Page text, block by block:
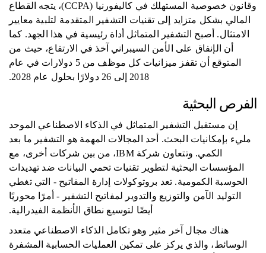
وقانون خصوصية المستهلك في كاليفورنيا (CCPA)، يتجه القطاع
المالي بشكل متزايد إلى تقنيات التشفير المتقدمة لتلبية معايير
الامتثال. أصبح التشفير المتماثل أداة رئيسية في هذا الجهد. كما
أن الإنفاق على الأمن السيبراني آخذ في الارتفاع، حيث من
المتوقع أن تقفز ميزانيات كل موظف من 5 دولارات في عام
2018 إلى 26 دولارًا بحلول عام 2028.
الفرص البحثية
إن مستقبل التشفير المتماثل في الذكاء الاصطناعي الموحد
مليء بإمكانيات البحث. أحد المجالات المهمة هو التشفير ما بعد
الكمي. وتتعاون شركة IBM، من بين شركات أخرى، مع
المؤسسات البحثية لتطوير تقنيات تحمي البيانات ضد تهديدات
الحوسبة الكمومية. تعد بروتوكولات إدارة المفاتيح - التي تغطي
التوليد الآمن والتوزيع والتدوير لمفاتيح التشفير - أمرًا محوريًا
أيضًا لتوسيع نطاق الأنظمة الفيدرالية.
هناك مجال آخر مثير وهو تكامل الذكاء الاصطناعي متعدد
الوسائط، والذي يركز على تمكين العمليات الحسابية المشفرة